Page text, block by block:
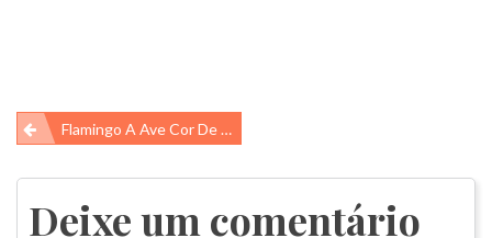
Navegação
de
Post
Flamingo A Ave Cor De Rosa!
Deixe um comentário